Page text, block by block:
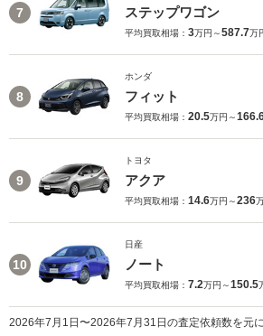
7 ステップワゴン
平均買取相場： 3万円～587.7万
8
ホンダ
フィット
平均買取相場： 20.5万円～
9
トヨタ
アクア
平均買取相場： 14.6万円～236
10
日産
ノート
平均買取相場： 7.2万円～150.5
2026年7月1日〜2026年7月31日の査定依頼数を元に